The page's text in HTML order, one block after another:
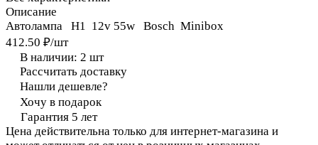
Описание
Автолампа H1 12v 55w Bosch Minibox
412.50 ₽/шт
В наличии: 2 шт
Рассчитать доставку
Нашли дешевле?
Хочу в подарок
Гарантия 5 лет
Цена действительна только для интернет-магазина и